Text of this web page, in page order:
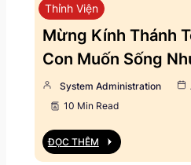
Thỉnh Viện
Mừng Kính Thánh
Con Muốn Sống
System Administration
10 Min Read
ĐỌC THÊM